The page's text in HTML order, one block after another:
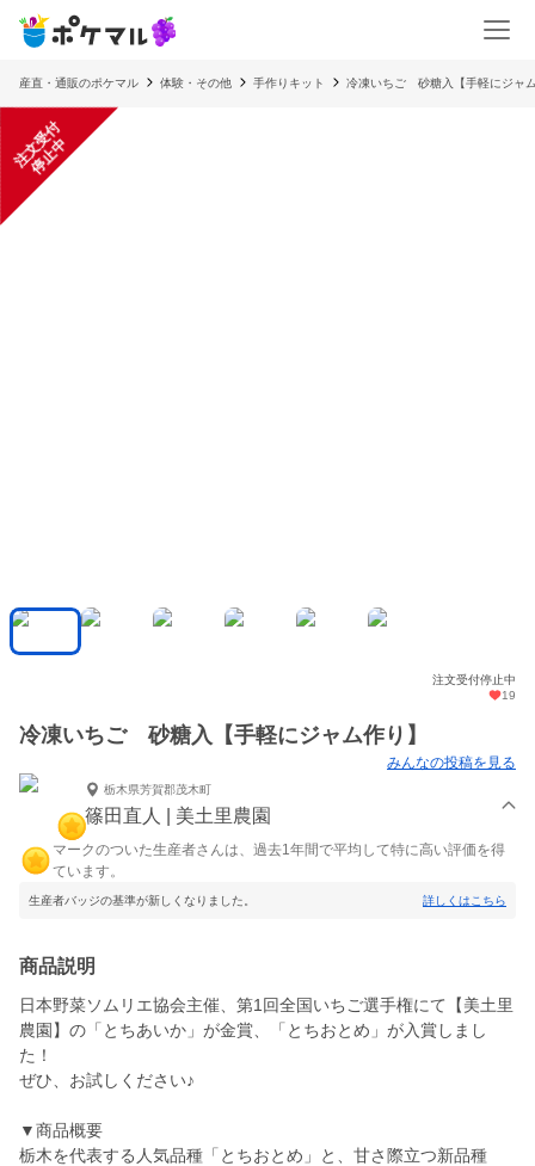
産直・通販のポケマル 体験・その他 手作りキット 冷凍いちご 砂糖入【手軽にジャ
注
文
受
付
停
止
中
注文受付停止中
19
冷凍いちご 砂糖入【手軽にジャム作り】
みんなの投稿を見る
栃木県芳賀郡茂木町
篠田直人 | 美土里農園
マークのついた生産者さんは、過去1年間で平均して特に高い評価を得
ています。
生産者バッジの基準が新しくなりました。 詳しくはこちら
商品説明
日本野菜ソムリエ協会主催、第1回全国いちご選手権にて【美土里
農園】の「とちあいか」が金賞、「とちおとめ」が入賞しまし
た！
ぜひ、お試しください♪
▼商品概要
栃木を代表する人気品種「とちおとめ」と、甘さ際立つ新品種